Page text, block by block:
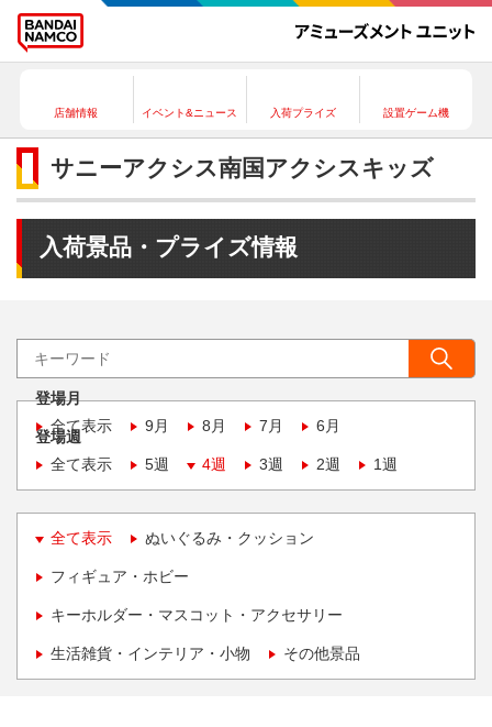
店舗情報 イベント&ニュース 入荷プライズ 設置ゲーム機
サニーアクシス南国アクシスキッズ
入荷景品・プライズ情報
登場月
全て表示
9月 8月 7月 6月
登場週
全て表示
5週 4週 3週 2週 1週
全て表示 ぬいぐるみ・クッション
フィギュア・ホビー
キーホルダー・マスコット・アクセサリー
生活雑貨・インテリア・小物 その他景品